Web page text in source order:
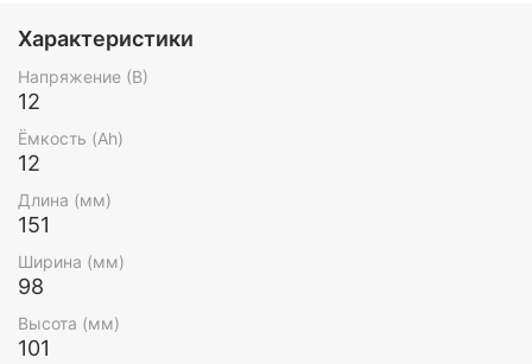
линейке DELTA UPS series, разработанной
специально для использования в мощных системах
бесперебойного питания ЦОД, систем связи и иных
ответственных системах. Серия отличается
12 лет.
Характеристики
Напряжение (В)
12
Ёмкость (Ah)
12
Длина (мм)
151
Ширина (мм)
98
Высота (мм)
101